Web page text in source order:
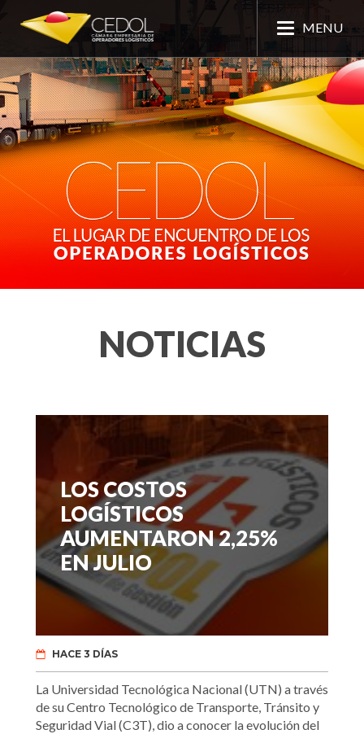
MENU
NOTICIAS
LOS COSTOS
LOGÍSTICOS
AUMENTARON 2,25%
EN JULIO
HACE 3 DÍAS
La Universidad Tecnológica Nacional (UTN) a través
de su Centro Tecnológico de Transporte, Tránsito y
Seguridad Vial (C3T), dio a conocer la evolución del